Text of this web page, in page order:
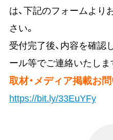
は、下記のフォームよ
さい。
受付完了後、内容を確認
ール等でご連絡いたしま
取材・メディア掲載お
https://bit.ly/33EuYFy